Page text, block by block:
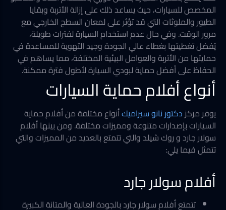
المخصص للسيارات، حيث يساعد ذلك على إزالة الأتربة وبقايا
الطيور والملوثات التي قد تؤثر على لمعان السطح الخارجي مع
مرور الوقت. وفي حال عدم استخدام السيارة لفترات طويلة،
يُفضل تغطيتها بغطاء عالي الجودة وجيد التهوية للمساعدة في
حمايتها من الأتربة والعوامل البيئية المختلفة، مما يساهم في
الحفاظ على أفضل حماية لبودي السيارة لأطول فترة ممكنة.
أنواع أفلام حماية السيارات
يوفر مركزدكتور نانو سيراميكأنواع مختلفة من أفلام حماية
السيارات بإصدارات متنوعة ومميزات مختلفة. ومن بينها أفلام
سولار جارد و روك شيلد والتي تتمتع بالعديد من المميزات والتي
تتمثل فيما يلي:
أفلام سولار جارد
تتمتع أفلام سولار جارد بالجودة العالية والمتانة الكبيرة